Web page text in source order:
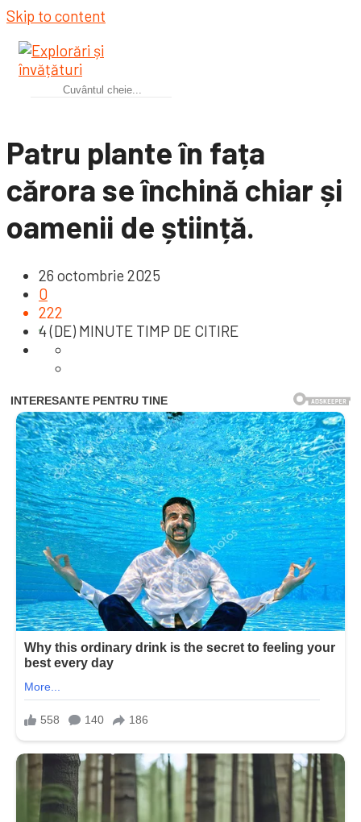
Skip to content
Patru plante în fața
cărora se închină chiar și
oamenii de știință.
26 octombrie 2025
0
222
4 (DE) MINUTE TIMP DE CITIRE